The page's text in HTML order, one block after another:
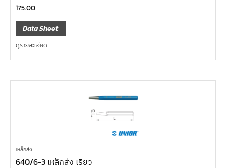
175.00
Data Sheet
ดูรายละเอียด
เหล็กส่ง
640/6-3 เหล็กส่ง เรียว